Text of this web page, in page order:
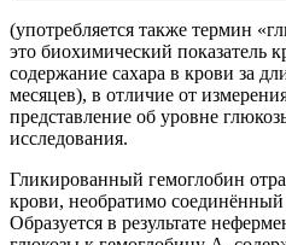
(употребляется также термин
это биохимический показатель
содержание сахара в крови за
месяцев), в отличие от
представление об уровне
исследования.
Гликированный гемоглобин
крови, необратимо
Образуется в результате